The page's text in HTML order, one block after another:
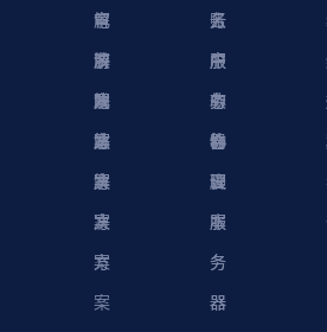
解
决
方
案
育
解
决
方
案
电
商
解
决
方
案
游
戏
解
决
方
案
网
站
解
决
方
案
云
服
务
器
务
中
心
账
户
中
心
服
务
协
议
软
件
脚
本
物
理
服
务
器
云
服
务
器